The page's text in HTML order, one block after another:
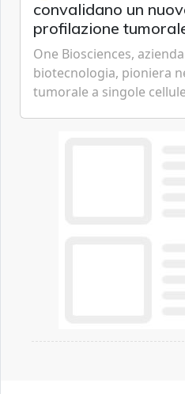
convalidano un
profilazione
singole cellule da
One Biosciences,
biotecnologia, pioniera
tumorale a singole